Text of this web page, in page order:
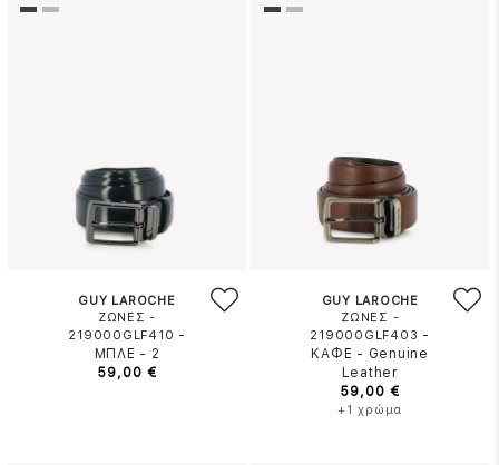
GUY LAROCHE
ΖΩΝΕΣ -
219000GLF410 -
ΜΠΛΕ - 2
59,00 €
GUY LAROCHE
ΖΩΝΕΣ -
219000GLF403 -
ΚΑΦΕ - Genuine
Leather
59,00 €
+1 χρώμα